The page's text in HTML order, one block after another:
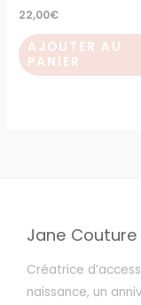
22,00€
AJOUTER AU
PANIER
Jane Couture
Créatrice
naissance, un